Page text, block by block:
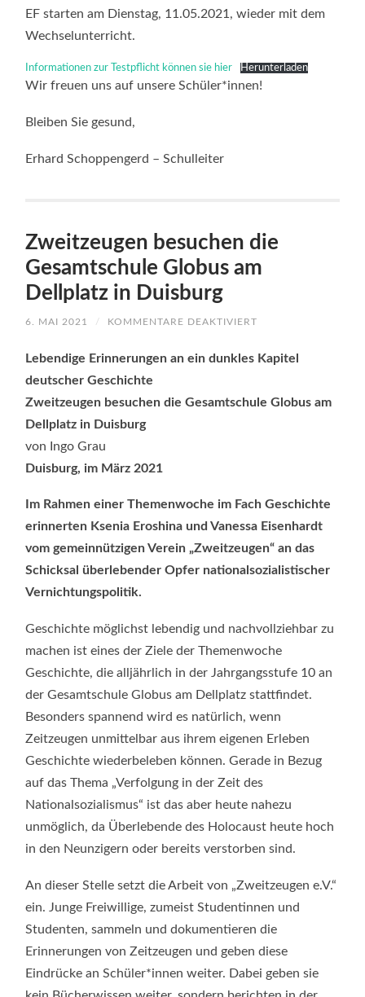
EF starten am Dienstag, 11.05.2021, wieder mit dem
Wechselunterricht.
Informationen zur Testpflicht können sie hier Herunterladen
Wir freuen uns auf unsere Schüler*innen!
Bleiben Sie gesund,
Erhard Schoppengerd – Schulleiter
Zweitzeugen besuchen die
Gesamtschule Globus am
Dellplatz in Duisburg
6. MAI 2021 / KOMMENTARE DEAKTIVIERT
DIE
GESAMTSCHULE
DELLPLATZ
Lebendige Erinnerungen an ein dunkles Kapitel
deutscher Geschichte
Zweitzeugen besuchen die Gesamtschule Globus am
Dellplatz in Duisburg
von Ingo Grau
Duisburg, im März 2021
Im Rahmen einer Themenwoche im Fach Geschichte
erinnerten Ksenia Eroshina und Vanessa Eisenhardt
vom gemeinnützigen Verein „Zweitzeugen“ an das
Schicksal überlebender Opfer nationalsozialistischer
Vernichtungspolitik.
Geschichte möglichst lebendig und nachvollziehbar zu
machen ist eines der Ziele der Themenwoche
Geschichte, die alljährlich in der Jahrgangsstufe 10 an
der Gesamtschule Globus am Dellplatz stattfindet.
Besonders spannend wird es natürlich, wenn
Zeitzeugen unmittelbar aus ihrem eigenen Erleben
Geschichte wiederbeleben können. Gerade in Bezug
auf das Thema „Verfolgung in der Zeit des
Nationalsozialismus“ ist das aber heute nahezu
unmöglich, da Überlebende des Holocaust heute hoch
in den Neunzigern oder bereits verstorben sind.
An dieser Stelle setzt die Arbeit von „Zweitzeugen e.V.“
ein. Junge Freiwillige, zumeist Studentinnen und
Studenten, sammeln und dokumentieren die
Erinnerungen von Zeitzeugen und geben diese
Eindrücke an Schüler*innen weiter. Dabei geben sie